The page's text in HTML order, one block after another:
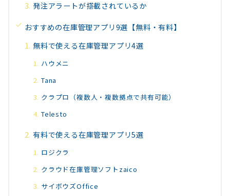
発注アラートが搭載されているか
おすすめの在庫管理アプリ9選【無料・有料】
無料で使える在庫管理アプリ4選
ハウメニ
Tana
クラプロ（複数人・複数拠点で共有可能）
Telesto
有料で使える在庫管理アプリ5選
ロジクラ
クラウド在庫管理ソフトzaico
サイボウズOffice